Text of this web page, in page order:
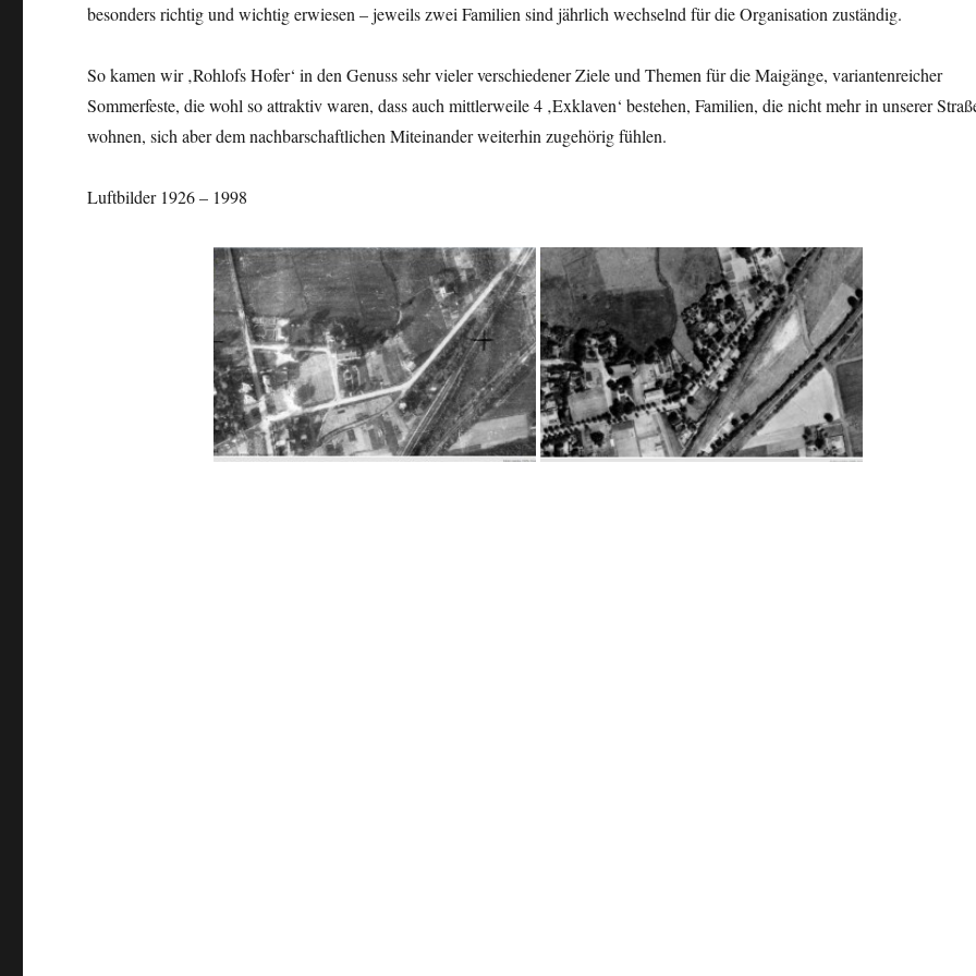
besonders richtig und wichtig erwiesen – jeweils zwei Familien sind jährlich wechselnd für die Organisation zuständig.
So kamen wir ‚Rohlofs Hofer‘ in den Genuss sehr vieler verschiedener Ziele und Themen für die Maigänge, variantenreicher
Sommerfeste, die wohl so attraktiv waren, dass auch mittlerweile 4 ‚Exklaven‘ bestehen, Familien, die nicht mehr in unserer
wohnen, sich aber dem nachbarschaftlichen Miteinander weiterhin zugehörig fühlen.
Luftbilder 1926 – 1998